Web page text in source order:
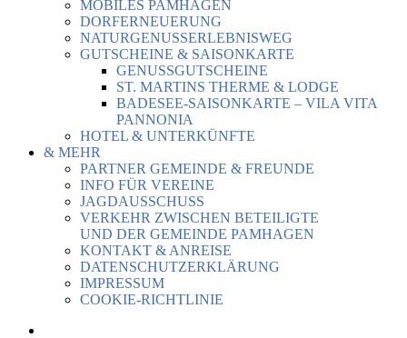
MOBILES PAMHAGEN
DORFERNEUERUNG
NATURGENUSSERLEBNISWEG
GUTSCHEINE & SAISONKARTE
GENUSSGUTSCHEINE
ST. MARTINS THERME & LODGE
BADESEE-SAISONKARTE – VILA VITA
PANNONIA
HOTEL & UNTERKÜNFTE
& MEHR
PARTNER GEMEINDE & FREUNDE
INFO FÜR VEREINE
JAGDAUSSCHUSS
VERKEHR ZWISCHEN BETEILIGTE
UND DER GEMEINDE PAMHAGEN
KONTAKT & ANREISE
DATENSCHUTZERKLÄRUNG
IMPRESSUM
COOKIE-RICHTLINIE